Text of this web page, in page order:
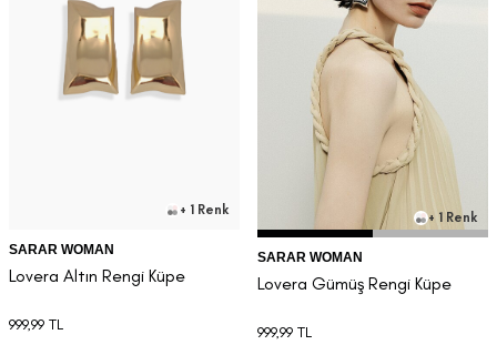
+ 1 Renk
SARAR WOMAN
Lovera Altın Rengi Küpe
999,99 TL
+ 1 Renk
SARAR WOMAN
Lovera Gümüş Rengi Küpe
999,99 TL